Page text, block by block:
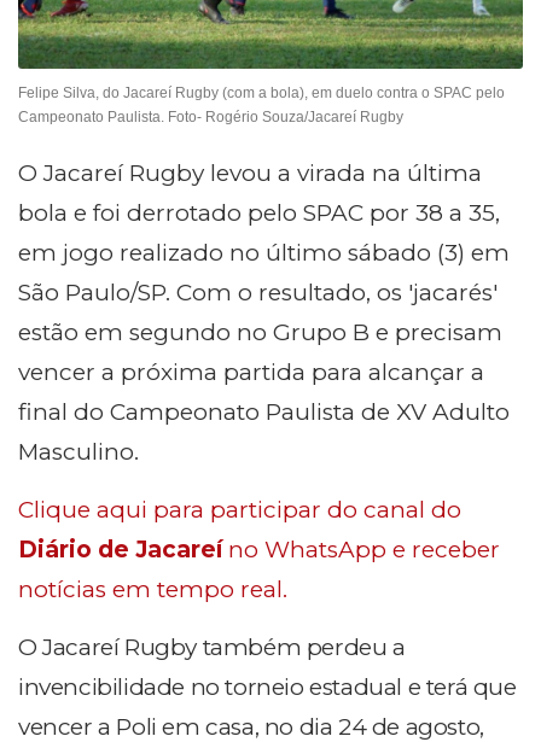
Felipe Silva, do Jacareí Rugby (com a bola), em duelo contra o SPAC pelo
Campeonato Paulista. Foto- Rogério Souza/Jacareí Rugby
O Jacareí Rugby levou a virada na última
bola e foi derrotado pelo SPAC por 38 a 35,
em jogo realizado no último sábado (3) em
São Paulo/SP. Com o resultado, os 'jacarés'
estão em segundo no Grupo B e precisam
vencer a próxima partida para alcançar a
final do Campeonato Paulista de XV Adulto
Masculino.
Clique aqui para participar do canal do
Diário de Jacareíno WhatsApp e receber
notícias em tempo real.
O Jacareí Rugby também perdeu a
invencibilidade no torneio estadual e terá que
vencer a Poli em casa, no dia 24 de agosto,